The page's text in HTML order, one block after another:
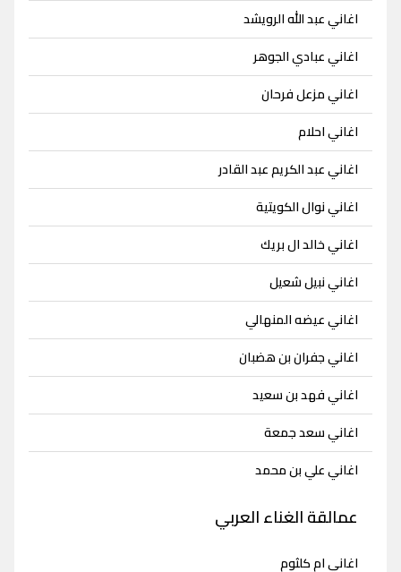
اغاني عبد الله الرويشد
اغاني عبادي الجوهر
اغاني مزعل فرحان
اغاني احلام
اغاني عبد الكريم عبد القادر
اغاني نوال الكويتية
اغاني خالد ال بريك
اغاني نبيل شعيل
اغاني عيضه المنهالي
اغاني جفران بن هضبان
اغاني فهد بن سعيد
اغاني سعد جمعة
اغاني علي بن محمد
عمالقة الغناء العربي
اغاني ام كلثوم